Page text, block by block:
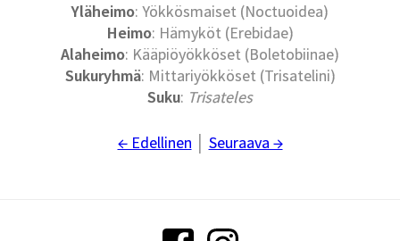
Yläheimo: Yökkösmaiset (Noctuoidea)
Heimo: Hämyköt (Erebidae)
Alaheimo: Kääpiöyökköset (Boletobiinae)
Sukuryhmä: Mittariyökköset (Trisatelini)
Suku: Trisateles
← Edellinen Seuraava →